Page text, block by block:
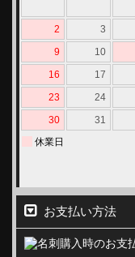
お支払い方法